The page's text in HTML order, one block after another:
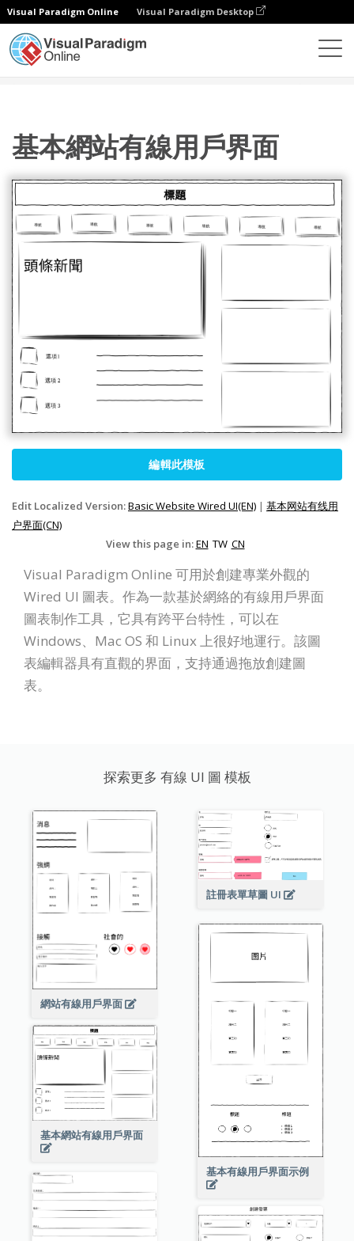
Visual Paradigm Online Visual Paradigm Desktop
基本網站有線用戶界面
編輯此模板
Edit Localized Version:Basic Website Wired UI(EN) | 基本网站有线用
户界面(CN)
View this page in:EN TW CN
Visual Paradigm Online 可用於創建專業外觀的
Wired UI 圖表。作為一款基於網絡的有線用戶界面
圖表制作工具，它具有跨平台特性，可以在
Windows、Mac OS 和 Linux 上很好地運行。該圖
表編輯器具有直觀的界面，支持通過拖放創建圖
表。
探索更多 有線 UI 圖 模板
網站有線用戶界面
註冊表單草圖 UI
基本有線用戶界面示例
基本網站有線用戶界面